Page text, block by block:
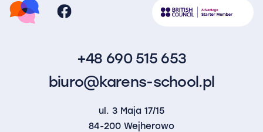
+48 690 515 653
biuro@karens-school.pl
ul. 3 Maja 17/15
84-200 Wejherowo